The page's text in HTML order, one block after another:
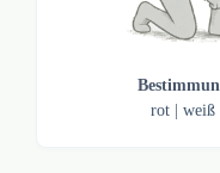
rot| weiß|